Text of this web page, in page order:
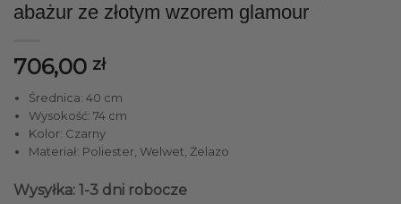
abażur ze złotym wzorem glamour
706,00 zł
Średnica: 40 cm
Wysokość: 74 cm
Kolor: Czarny
Materiał: Poliester, Welwet, Żelazo
Wysyłka: 1-3 dni robocze